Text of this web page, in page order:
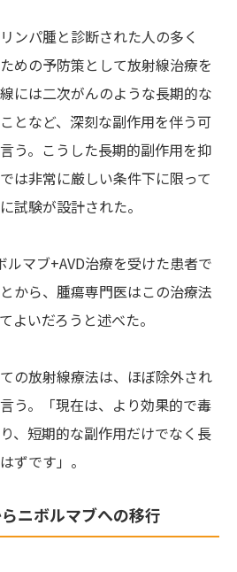
ンパ腫と診断された人の多く
めの予防策として放射線治療を
には二次がんのような長期的な
となど、深刻な副作用を伴う可
う。こうした長期的副作用を抑
は非常に厳しい条件下に限って
試験が設計された。
マブ+AVD治療を受けた患者で
から、腫瘍専門医はこの治療法
よいだろうと述べた。
の放射線療法は、ほぼ除外され
う。「現在は、より効果的で毒
、短期的な副作用だけでなく長
ずです」。
ニボルマブへの移行